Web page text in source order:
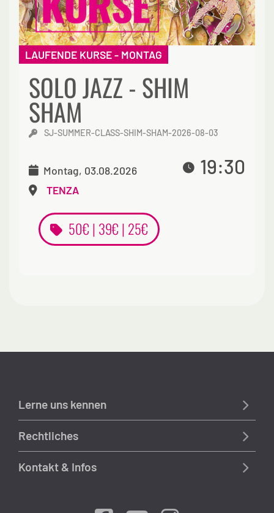
LAUFENDE KURSE - MONTAG
SOLO JAZZ - SHIM
SHAM
SJ-SUMMER-CLASS-SHIM-SHAM-2026-08-03
Montag, 03.08.2026 19:30
TENZA
50€ | 39€ | 25€
Lerne uns kennen
Rechtliches
Kontakt & Infos